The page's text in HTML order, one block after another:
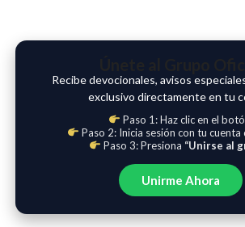
Recibe devocionales, avisos
exclusivo directamente en tu
Paso 1: Haz clic en el
Paso 2: Inicia sesión con tu cuenta
Paso 3: Presiona “Unirse al
Unirme Ahora